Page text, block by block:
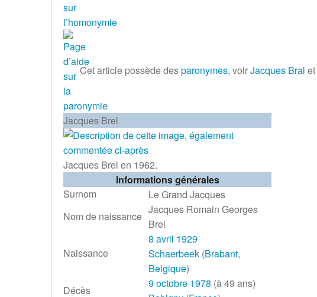
Cet article possède desparonymes, voirJacques Bral et
Jacques Brel
Jacques Brel en 1962.
Informations générales
Surnom
Le Grand Jacques
Nom de naissance
Jacques Romain Georges
Brel
Naissance
8 avril 1929
Schaerbeek (Brabant,
Belgique)
Décès
9octobre 1978 (à 49 ans)